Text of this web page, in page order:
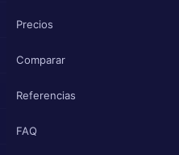
Precios
Comparar
Referencias
FAQ